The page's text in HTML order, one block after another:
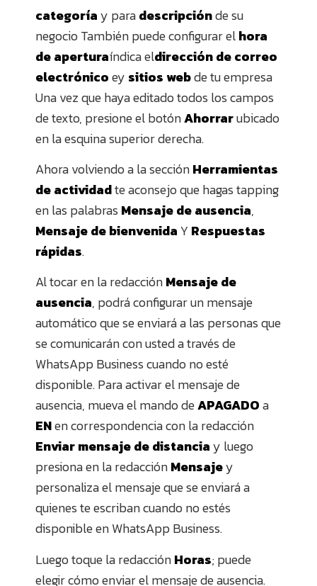
categoríay paradescripciónde su
negocio También puede configurar elhora
de aperturaíndica eldirección de correo
electrónicoey sitios webde tu empresa
Una vez que haya editado todos los campos
de texto, presione el botónAhorrarubicado
en la esquina superior derecha.
Ahora volviendo a la secciónHerramientas
de actividadte aconsejo que hagas tapping
en las palabras Mensaje de ausencia,
Mensaje de bienvenidaY Respuestas
rápidas.
Al tocar en la redacciónMensaje de
ausencia, podrá configurar un mensaje
automático que se enviará a las personas que
se comunicarán con usted a través de
WhatsApp Business cuando no esté
disponible. Para activar el mensaje de
ausencia, mueva el mando deAPAGADOa
ENen correspondencia con la redacción
Enviar mensaje de distanciay luego
presiona en la redacciónMensajey
personaliza el mensaje que se enviará a
quienes te escriban cuando no estés
disponible en WhatsApp Business.
Luego toque la redacciónHoras; puede
elegir cómo enviar el mensaje de ausencia.